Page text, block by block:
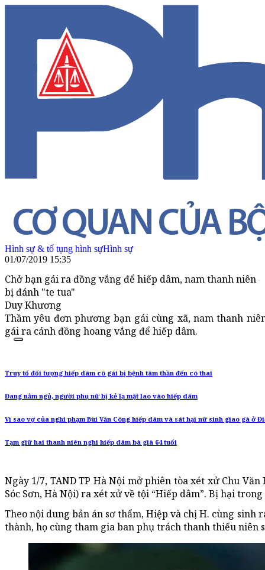
Hình sự & tố tụng hình sựHình sự
01/07/2019 15:35
Chở bạn gái ra đồng vắng để hiếp dâm, nam thanh niên
bị đánh "te tua"
Duy Khương
Thầm yêu đơn phương bạn gái cùng xã, nam thanh
gái ra cánh đồng hoang vắng để hiếp dâm.
Truy tố đối tượng hiếp dâm cô gái bị bệnh tâm thần đến có thai
Đang nằm ngủ, người phụ nữ bị kẻ lạ mặt lao vào hiếp dâm
Vì sao vợ của nghi phạm Bùi Văn Công hiếp dâm và sát hại nữ sinh giao gà ở
Tạm giữ hai thanh niên nghi hiếp dâm bà già 64 tuổi
Ngày 1/7, TAND TP Hà Nội mở phiên tòa xét xử Chu
Sóc Sơn, Hà Nội) ra xét xử về tội “Hiếp dâm”. Bị hại
Theo nội dung bản án sơ thẩm, Hiệp và chị H. cùng
thành, họ cùng tham gia ban phụ trách thanh thiếu niên